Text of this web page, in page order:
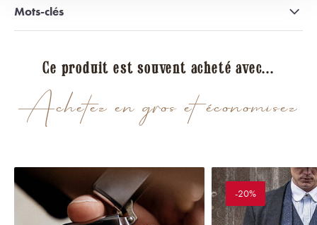
Mots-clés
Achetez en gros et économisez
Ce produit est souvent acheté avec...
-20%